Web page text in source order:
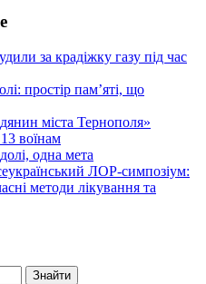
за крадіжку газу під час
простір пам’яті, що
міста Тернополя»
воїнам
одна мета
ЛОР-симпозіум:
методи лікування та
Знайти